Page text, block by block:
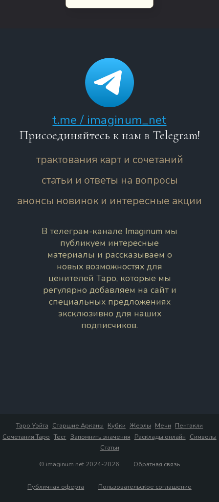
t.me / imaginum_net
Присоединяйтесь к нам в Telegram!
трактования карт и сочетаний
статьи и ответы на вопросы
анонсы новинок и интересные акции
В телеграм-канале Imaginum мы
публикуем интересные
материалы и рассказываем о
новых возможностях для
ценителей Таро, которые мы
регулярно добавляем на сайт и
специальных предложениях
эксклюзивно для наших
подписчиков.
Таро Уэйта Старшие Арканы Кубки Жезлы Мечи Пентакли
Сочетания Таро Тест Запомнить значения Расклады онлайн Символы
Статьи
© imaginum.net 2024-2026
Обратная связь
Публичная оферта Пользовательское соглашение